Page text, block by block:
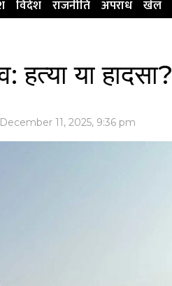
विदेश राजनीति अपराध खेल
या हादसा?
December 11, 2025, 9:36 pm